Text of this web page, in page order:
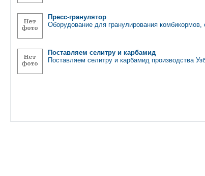
Пресс-гранулятор
Оборудование для гранулирования
Поставляем селитру и карбамид
Поставляем селитру и карбамид производства